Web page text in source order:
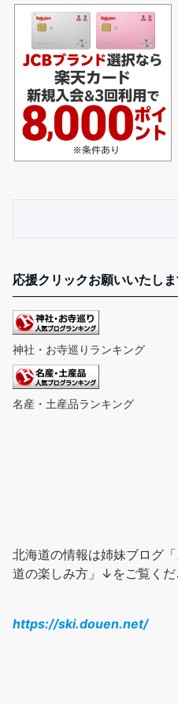
応援クリックお願いいたし
神社・お寺巡りランキング
名産・土産品ランキング
北海道の情報は姉妹ブログ
道の楽しみ方」↓をご覧くだ
https://ski.douen.net/